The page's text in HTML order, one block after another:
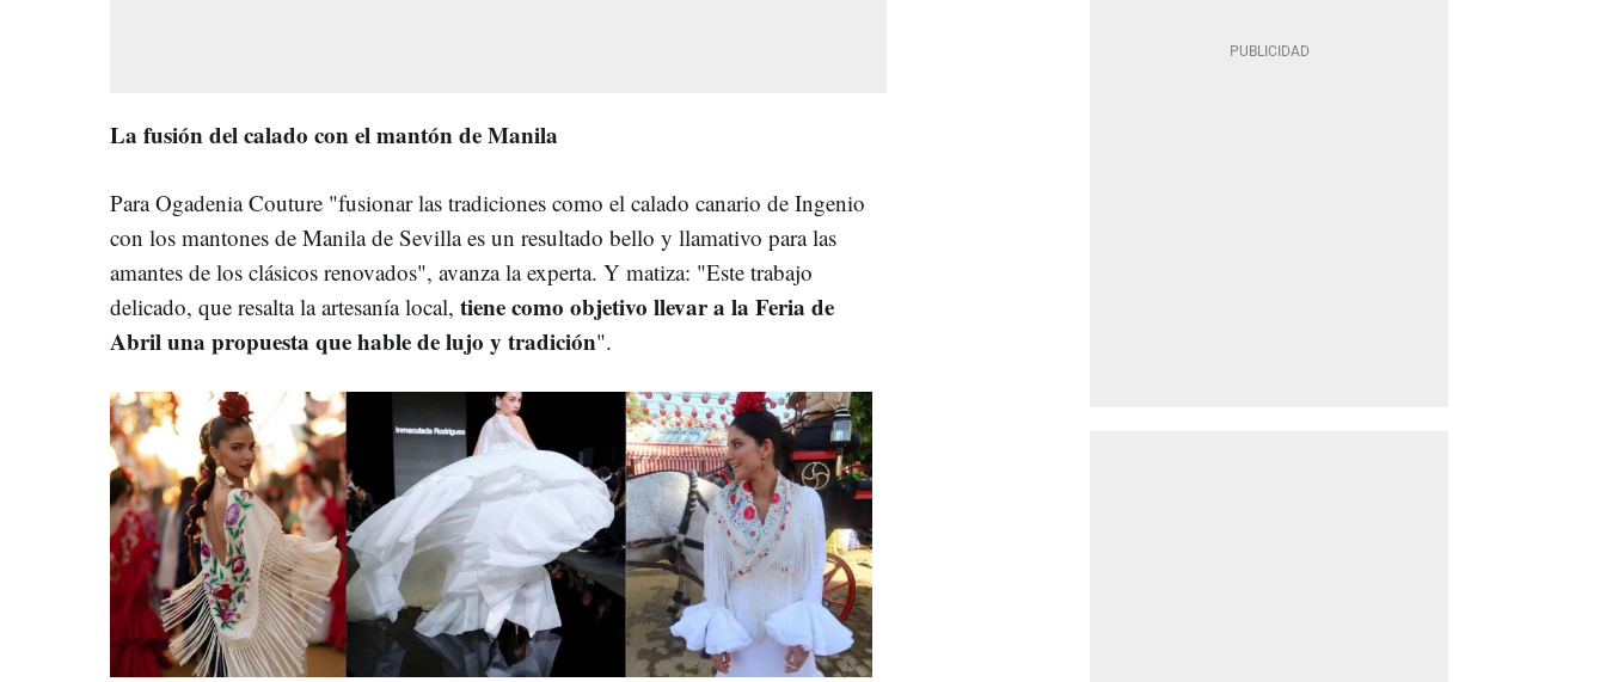
La fusión del calado con el mantón de Manila
Para Ogadenia Couture "fusionar las tradiciones como el calado canario de Ingenio
con los mantones de Manila de Sevilla es un resultado bello y llamativo para las
amantes de los clásicos renovados", avanza la experta. Y matiza: "Este trabajo
delicado, que resalta la artesanía local, tiene como objetivo llevar a la Feria de
Abril una propuesta que hable de lujo y tradición".